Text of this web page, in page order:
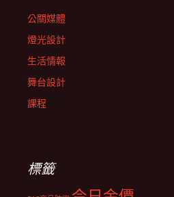
公關媒體
燈光設計
生活情報
舞台設計
課程
標籤